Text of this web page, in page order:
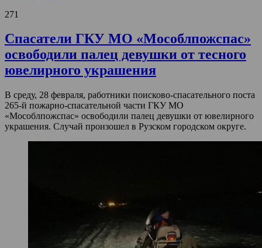
271
Спасатели ГКУ МО «Мособлпожспас»
освободили палец девушки от тесного
ювелирного украшения
В среду, 28 февраля, работники поисково-спасательного поста
265-й пожарно-спасательной части ГКУ МО
«Мособлпожспас» освободили палец девушки от ювелирного
украшения. Случай произошел в Рузском городском округе.